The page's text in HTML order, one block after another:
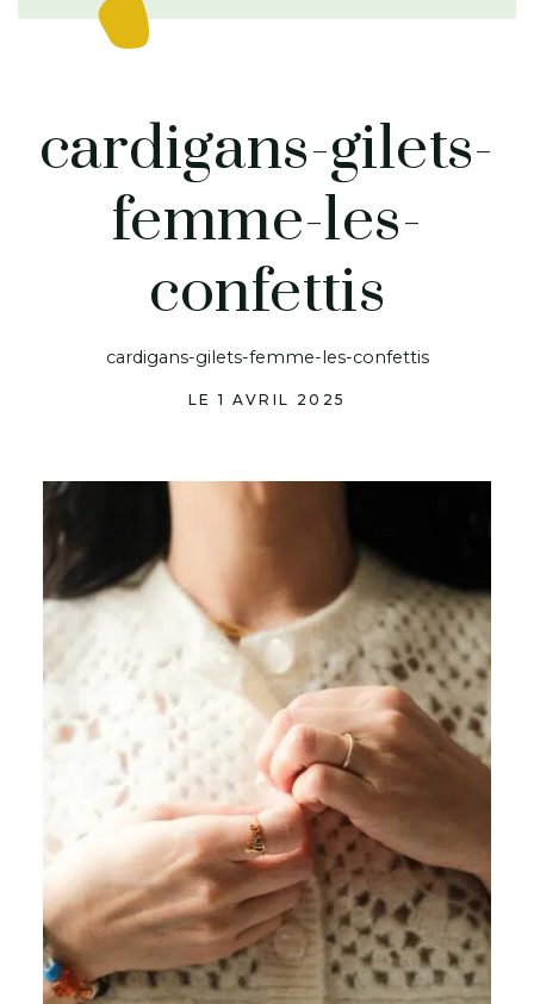
cardigans-gilets-
femme-les-
confettis
cardigans-gilets-femme-les-confettis
LE 1 AVRIL 2025